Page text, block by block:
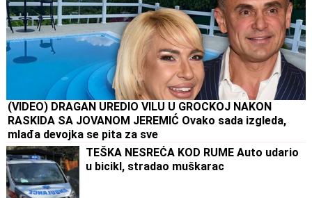
(VIDEO) DRAGAN UREDIO VILU U GROCKOJ NAKON
RASKIDA SA JOVANOM JEREMIĆ Ovako sada izgleda,
mlađa devojka se pita za sve
TEŠKA NESREĆA KOD RUME Auto udario
u bicikl, stradao muškarac